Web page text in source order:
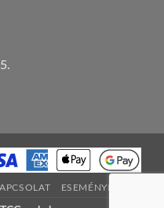
ESEMÉNYNAPTÁR